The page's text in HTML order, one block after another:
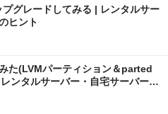
グレードしてみる | レンタルサー
ヒント
た(LVMパーティション＆parted
ンタルサーバー・自宅サーバー設